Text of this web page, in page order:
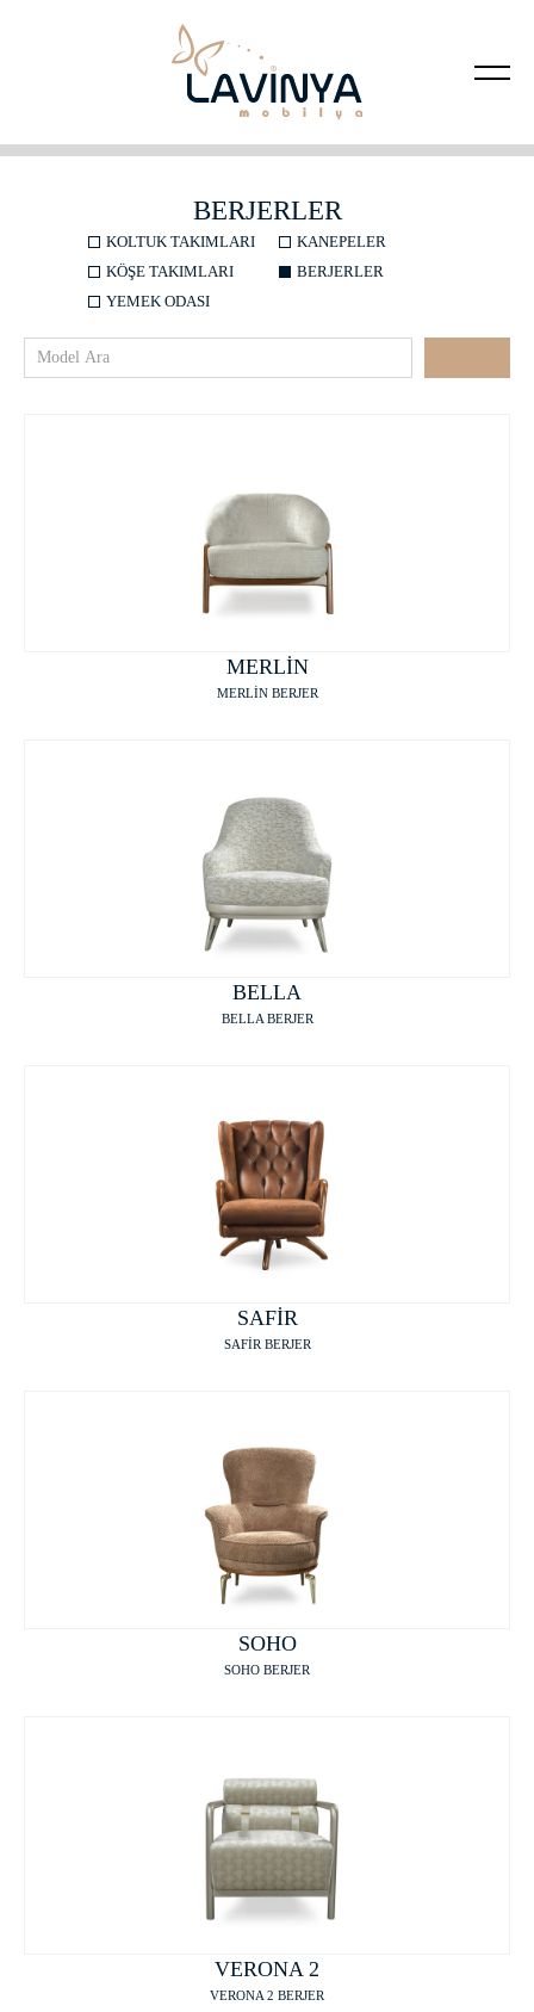
BERJERLER
KOLTUK TAKIMLARI
KANEPELER
KÖŞE TAKIMLARI
BERJERLER
YEMEK ODASI
MERLİN
MERLİN BERJER
BELLA
BELLA BERJER
SAFİR
SAFİR BERJER
SOHO
SOHO BERJER
VERONA 2
VERONA 2 BERJER